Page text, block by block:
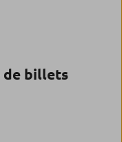
de billets